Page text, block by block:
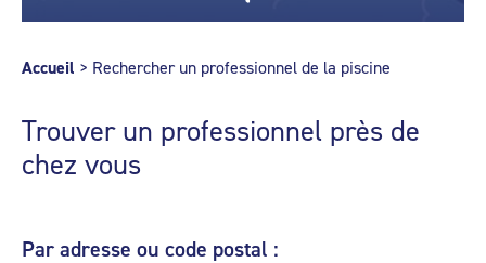
Accueil > Rechercher un professionnel de la piscine
Trouver un professionnel près de
chez vous
Par adresse ou code postal :